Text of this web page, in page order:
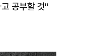
공부할 것"